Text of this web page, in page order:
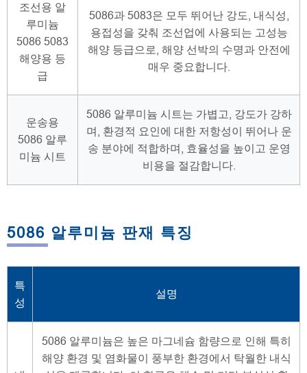
조선용 알
루미늄
5086 5083
해양용 등
급
5086과 5083은 모두 뛰어난 강도, 내식성,
용접성을 갖춰 조선업에 사용되는 고성능
해양 등급으로, 해양 선박의 수명과 안전에
매우 중요합니다.
운송용
5086 알루
미늄 시트
5086 알루미늄 시트는 가볍고, 강도가 강하
며, 환경적 요인에 대한 저항성이 뛰어나 운
송 분야에 적합하며, 효율성을 높이고 운영
비용을 절감합니다.
5086 알루미늄 판재 특징
특
성
설명
5086 알루미늄은 높은 마그네슘 함량으로 인해 특히
해양 환경 및 염화물이 풍부한 환경에서 탁월한 내식